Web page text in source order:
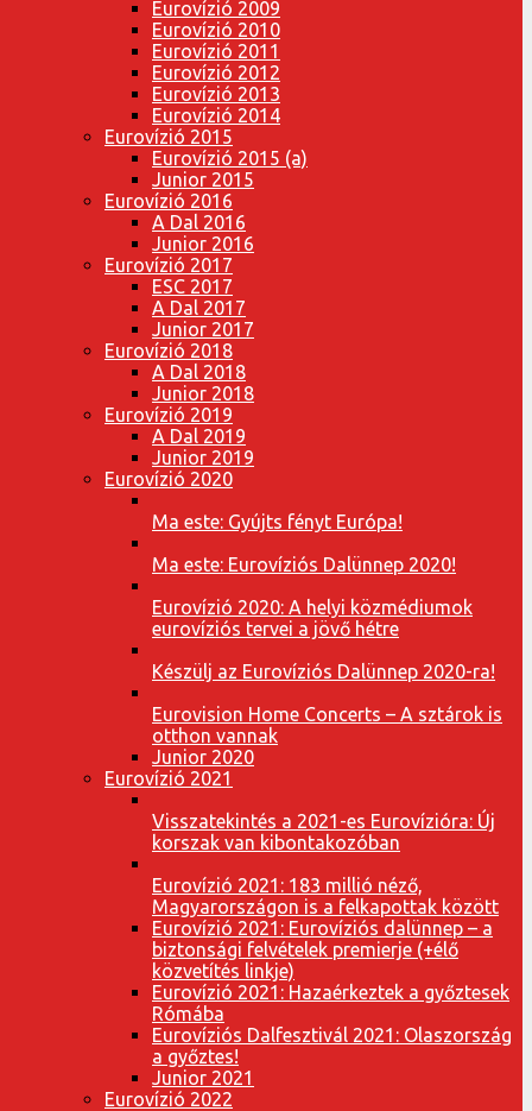
Eurovízió 2009
Eurovízió 2010
Eurovízió 2011
Eurovízió 2012
Eurovízió 2013
Eurovízió 2014
Eurovízió 2015
Eurovízió 2015 (a)
Junior 2015
Eurovízió 2016
A Dal 2016
Junior 2016
Eurovízió 2017
ESC 2017
A Dal 2017
Junior 2017
Eurovízió 2018
A Dal 2018
Junior 2018
Eurovízió 2019
A Dal 2019
Junior 2019
Eurovízió 2020
Ma este: Gyújts fényt Európa!
Ma este: Eurovíziós Dalünnep 2020!
Eurovízió 2020: A helyi közmédiumok
eurovíziós tervei a jövő hétre
Készülj az Eurovíziós Dalünnep 2020-ra!
Eurovision Home Concerts – A sztárok is
otthon vannak
Junior 2020
Eurovízió 2021
Visszatekintés a 2021-es Eurovízióra: Új
korszak van kibontakozóban
Eurovízió 2021: 183 millió néző,
Magyarországon is a felkapottak között
Eurovízió 2021: Eurovíziós dalünnep – a
biztonsági felvételek premierje (+élő
közvetítés linkje)
Eurovízió 2021: Hazaérkeztek a győztesek
Rómába
Eurovíziós Dalfesztivál 2021: Olaszország
a győztes!
Junior 2021
Eurovízió 2022